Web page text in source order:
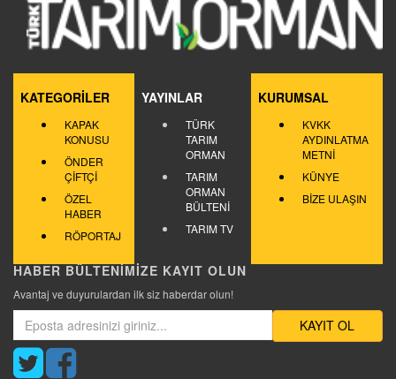
KATEGORİLER
KAPAK
KONUSU
ÖNDER
ÇİFTÇİ
ÖZEL
HABER
RÖPORTAJ
YAYINLAR
TÜRK
TARIM
ORMAN
TARIM
ORMAN
BÜLTENİ
TARIM TV
KURUMSAL
KVKK
AYDINLATMA
METNİ
KÜNYE
BİZE ULAŞIN
HABER BÜLTENİMİZE KAYIT OLUN
Avantaj ve duyurulardan ilk siz haberdar olun!
KAYIT OL